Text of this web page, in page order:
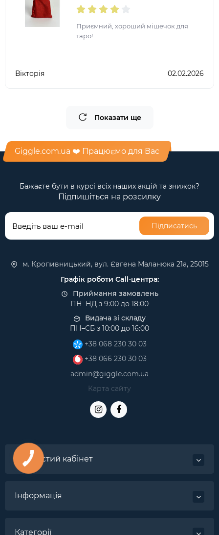
Приємний, хороший мішечок для
таро!
Вікторія 02.02.2026
Показати ще
Giggle.com.ua ❤️ Працюємо для Вас
Бажаєте бути в курсі всіх наших акцій та знижок?
Підпишіться на розсилку
Підписатись
м. Кропивницький, вул. Євгена Маланюка 21а, 25015
Графік роботи Call-центра:
Приймання замовлень
ПН–НД з 9:00 до 18:00
Видача зі складу
ПН–СБ з 10:00 до 16:00
+38 068 230 30 03
+38 066 230 30 03
admin@giggle.com.ua
Карта сайту
Особистий кабінет
Інформація
Категорії